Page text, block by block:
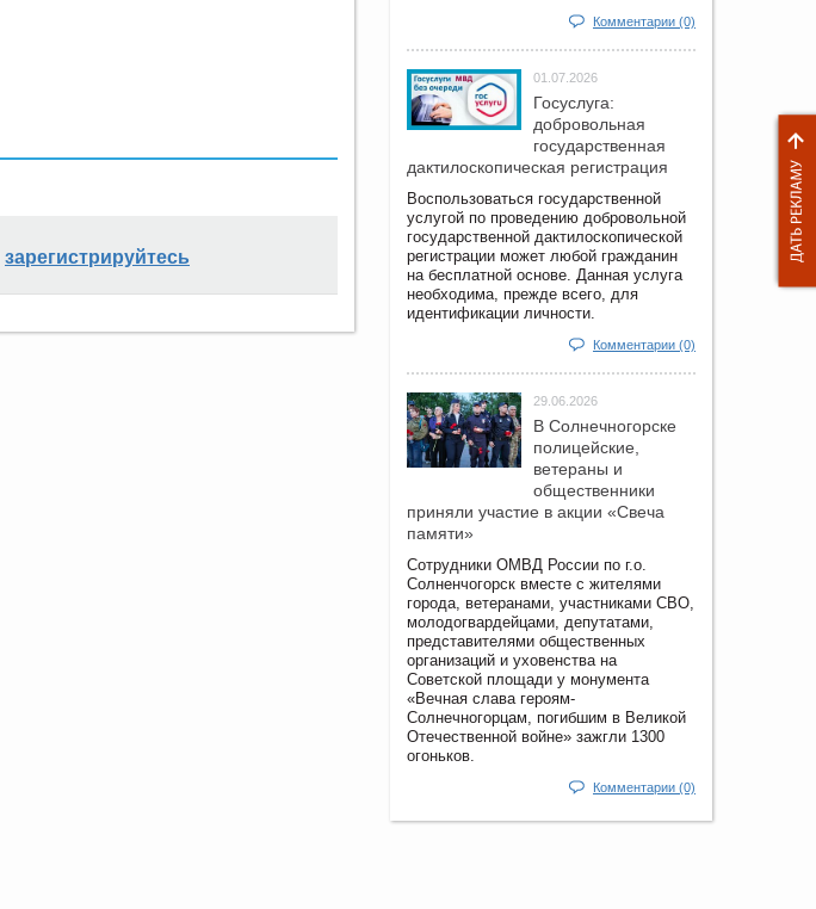
зарегистрируйтесь
Комментарии (0)
01.07.2026
Госуслуга:
добровольная
государственная
дактилоскопическая регистрация
Воспользоваться государственной
услугой по проведению добровольной
государственной дактилоскопической
регистрации может любой гражданин
на бесплатной основе. Данная услуга
необходима, прежде всего, для
идентификации личности.
Комментарии (0)
29.06.2026
В Солнечногорске
полицейские,
ветераны и
общественники
приняли участие в акции «Свеча
памяти»
Сотрудники ОМВД России по г.о.
Солненчогорск вместе с жителями
города, ветеранами, участниками СВО,
молодогвардейцами, депутатами,
представителями общественных
организаций и уховенства на
Советской площади у монумента
«Вечная слава героям-
Солнечногорцам, погибшим в Великой
Отечественной войне» зажгли 1300
огоньков.
Комментарии (0)